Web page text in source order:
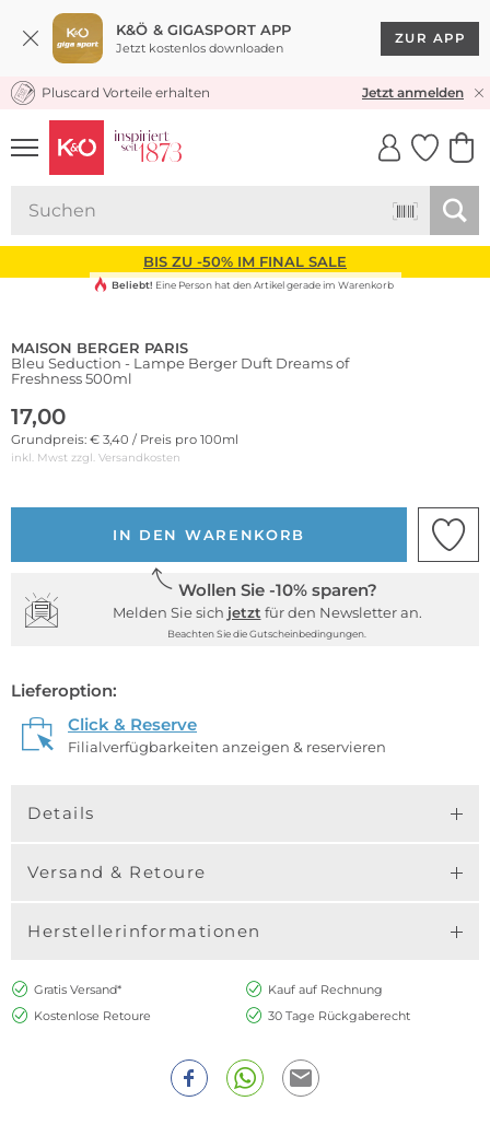
K&Ö & GIGASPORT APP
Jetzt kostenlos downloaden
ZUR APP
KOSTENLOSER VERSAND* & RÜCKVERSAND
Pluscard Vorteile erhalten Jetzt anmelden
UNSERE APP
CLICK &
BIS ZU -50% IM FINAL SALE
Beliebt! Eine Person hat den Artikel gerade im Warenkorb
MAISON BERGER PARIS
Bleu Seduction - Lampe Berger Duft Dreams of
Freshness 500ml
17,00
Grundpreis: € 3,40 / Preis pro 100ml
inkl. Mwst zzgl. Versandkosten
IN DEN WARENKORB
Wollen Sie -10% sparen?
Melden Sie sich jetzt für den Newsletter an.
Beachten Sie die Gutscheinbedingungen.
Lieferoption:
Click & Reserve
Filialverfügbarkeiten anzeigen & reservieren
Details
Versand & Retoure
Herstellerinformationen
Gratis Versand*
Kauf auf Rechnung
Kostenlose Retoure
30 Tage Rückgaberecht